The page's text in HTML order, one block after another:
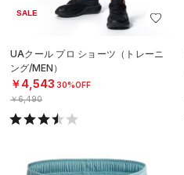
SALE
UAクール プロ ショーツ（トレーニ
ング/MEN）
￥4,543 30%OFF
￥6,490